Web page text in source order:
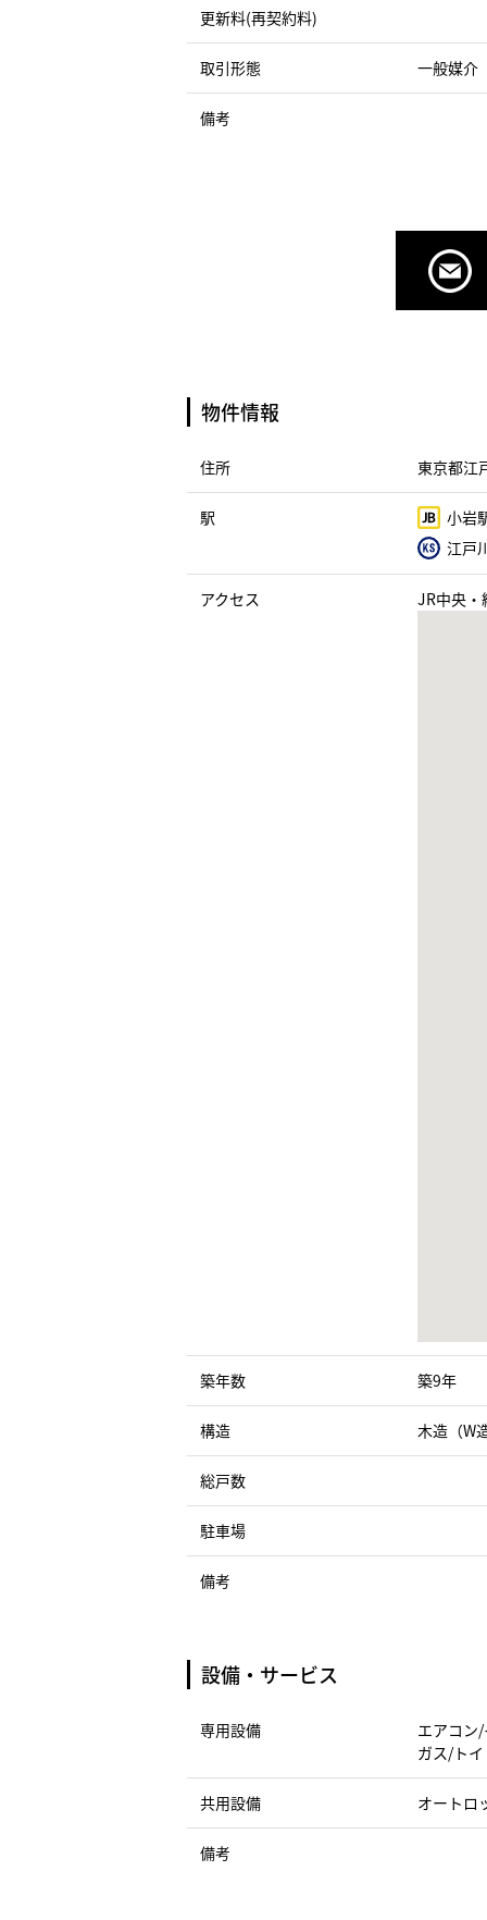
更新料(再契約料)
取引形態 一般媒介
備考
物件情報
住所 東京都江
駅
小岩
江戸
アクセス JR中央・
築年数 築9年
構造 木造（W
総戸数
駐車場
備考
設備・サービス
専用設備
エアコン
ガス/ト
共用設備 オートロ
備考